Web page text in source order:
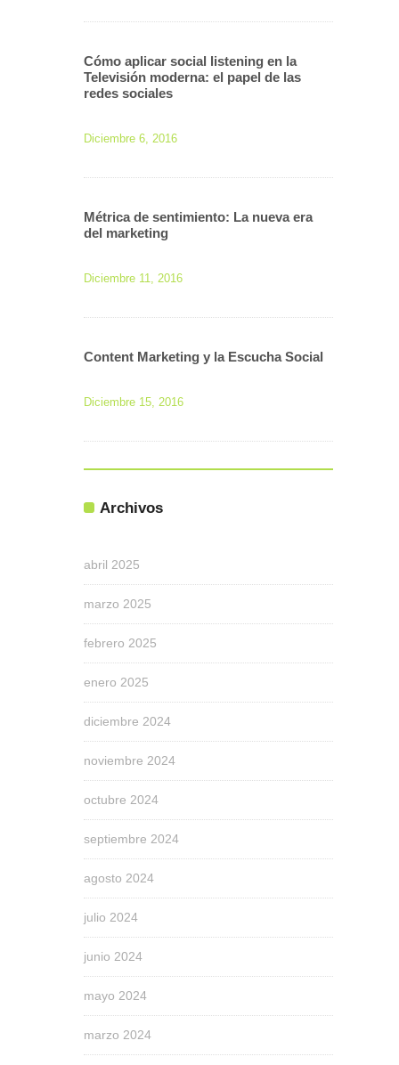
Cómo aplicar social listening en la
Televisión moderna: el papel de las
redes sociales
Diciembre 6, 2016
Métrica de sentimiento: La nueva era
del marketing
Diciembre 11, 2016
Content Marketing y la Escucha Social
Diciembre 15, 2016
Archivos
abril 2025
marzo 2025
febrero 2025
enero 2025
diciembre 2024
noviembre 2024
octubre 2024
septiembre 2024
agosto 2024
julio 2024
junio 2024
mayo 2024
marzo 2024